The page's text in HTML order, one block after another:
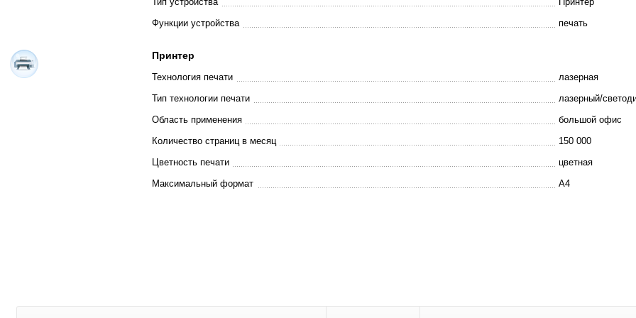
Функции устройства
печать
Принтер
Технология печати
лазерная
Тип технологии печати
лазерный/
Область применения
большой офис
Количество страниц в месяц
150 000
Цветность печати
цветная
Максимальный формат
A4